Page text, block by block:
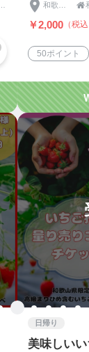

￥2,000 （税込
50ポイント
日帰り
美味しい